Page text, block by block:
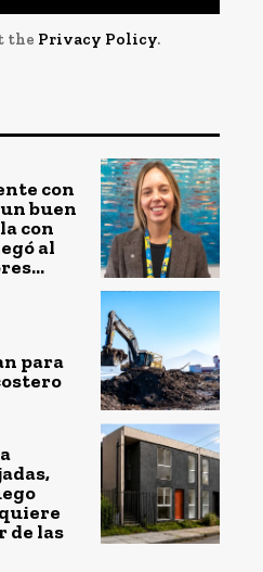
the Privacy Policy.
con
buen
con
al
para
de las